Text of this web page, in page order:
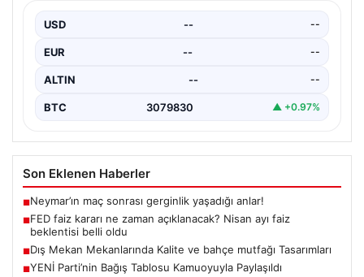
USD -- --
EUR -- --
ALTIN -- --
BTC 3079830 ▲ +0.97%
Son Eklenen Haberler
■Neymar’ın maç sonrası gerginlik yaşadığı anlar!
■FED faiz kararı ne zaman açıklanacak? Nisan ayı faiz
beklentisi belli oldu
■Dış Mekan Mekanlarında Kalite ve bahçe mutfağı Tasarımları
■YENİ Parti’nin Bağış Tablosu Kamuoyuyla Paylaşıldı